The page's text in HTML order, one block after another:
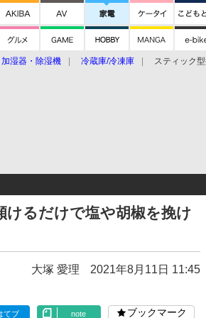
加湿器・除湿機 冷蔵庫/冷凍庫 スティック
るだけで塩や胡椒を挽け
大塚 愛理 2021年8月11日 11:45
てブ note ブックマーク